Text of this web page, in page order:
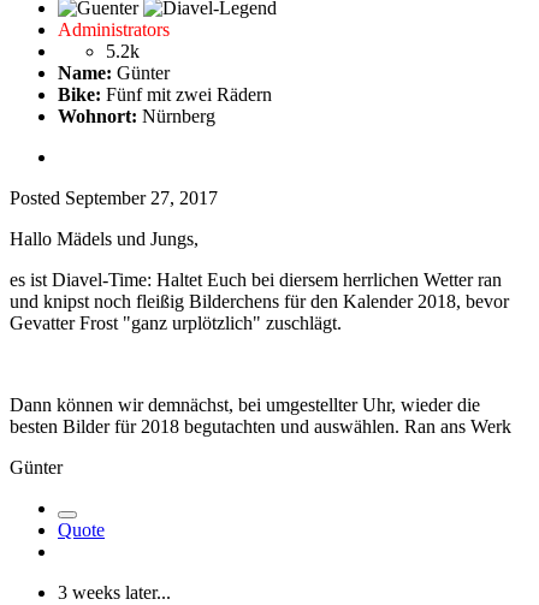
Administrators
5.2k
Name: Günter
Bike: Fünf mit zwei Rädern
Wohnort: Nürnberg
Posted September 27, 2017
Hallo Mädels und Jungs,
es ist Diavel-Time: Haltet Euch bei diersem herrlichen Wetter ran
und knipst noch fleißig Bilderchens für den Kalender 2018, bevor
Gevatter Frost "ganz urplötzlich" zuschlägt.
Dann können wir demnächst, bei umgestellter Uhr, wieder die
besten Bilder für 2018 begutachten und auswählen. Ran ans Werk
Günter
Quote
3 weeks later...